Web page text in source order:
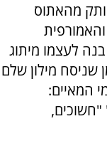
מהאתוס
לעצמו מיתוג
שניסח מילון שלם
המאיים: